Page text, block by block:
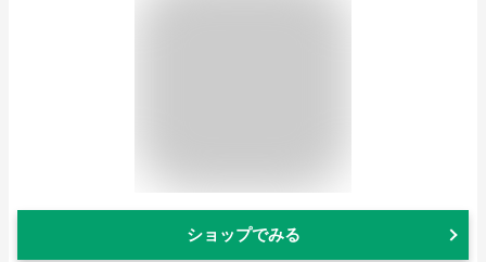
ショップでみる